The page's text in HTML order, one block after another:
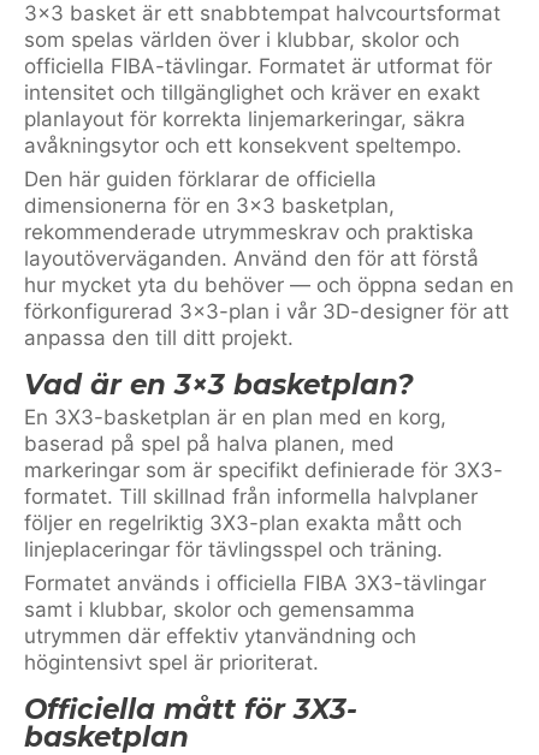
3×3 basket är ett snabbtempat halvcourtsformat
som spelas världen över i klubbar, skolor och
officiella FIBA-tävlingar. Formatet är utformat för
intensitet och tillgänglighet och kräver en exakt
planlayout för korrekta linjemarkeringar, säkra
avåkningsytor och ett konsekvent speltempo.
Den här guiden förklarar de officiella
dimensionerna för en 3×3 basketplan,
rekommenderade utrymmeskrav och praktiska
layoutöverväganden. Använd den för att förstå
hur mycket yta du behöver — och öppna sedan en
förkonfigurerad 3×3-plan i vår 3D-designer för att
anpassa den till ditt projekt.
Vad är en 3×3 basketplan?
En 3X3-basketplan är en plan med en korg,
baserad på spel på halva planen, med
markeringar som är specifikt definierade för 3X3-
formatet. Till skillnad från informella halvplaner
följer en regelriktig 3X3-plan exakta mått och
linjeplaceringar för tävlingsspel och träning.
Formatet används i officiella FIBA 3X3-tävlingar
samt i klubbar, skolor och gemensamma
utrymmen där effektiv ytanvändning och
högintensivt spel är prioriterat.
Officiella mått för 3X3-
basketplan